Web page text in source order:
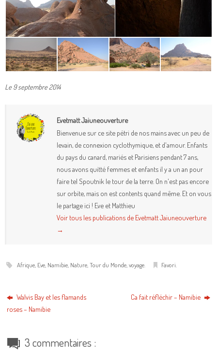
Le 9 septembre 2014
Evetmatt Jaiuneouverture
Bienvenue sur ce site pétri de nos mains avec un peu de
levain, de connexion cyclothymique, et d'amour. Enfants
du pays du canard, mariés et Parisiens pendant 7 ans,
nous avons quitté femmes et enfants il y a un an pour
faire tel Spoutnik le tour de la terre. On n'est pas encore
sur orbite, mais on est contents quand même. Et on vous
le partage ici ! Eve et Matthieu
Voir tous les publications de Evetmatt Jaiuneouverture
→
Afrique, Eve, Namibie, Nature, Tour du Monde, voyage. Favori
Walvis Bay et les flamands
roses – Namibie
Ca fait réfléchir – Namibie
3 commentaires :